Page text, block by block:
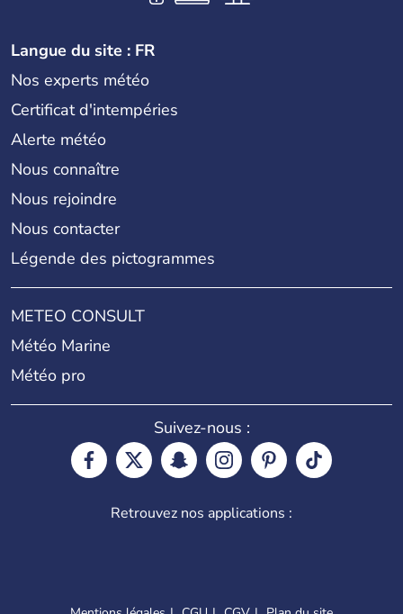
Langue du site : FR
Nos experts météo
Certificat d'intempéries
Alerte météo
Nous connaître
Nous rejoindre
Nous contacter
Légende des pictogrammes
METEO CONSULT
Météo Marine
Météo pro
Suivez-nous :
Retrouvez nos applications :